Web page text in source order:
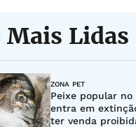
Mais Lidas
ZONA PET
Peixe popular no
entra em
ter venda